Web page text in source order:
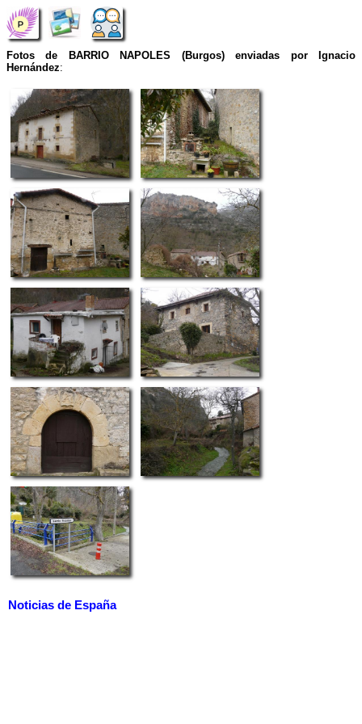
Fotos de BARRIO NAPOLES (Burgos) enviadas por Ignacio
Hernández:
Noticias de España